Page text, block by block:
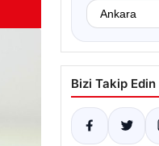
Bizi Takip Edin